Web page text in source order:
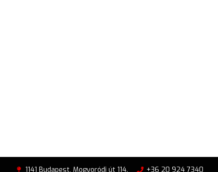
1141 Budapest, Mogyoródi út 114.
+36 20 924 7340